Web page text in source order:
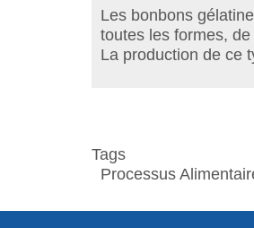
Les bonbons
toutes les formes,
La production de ce
Tags
Processus